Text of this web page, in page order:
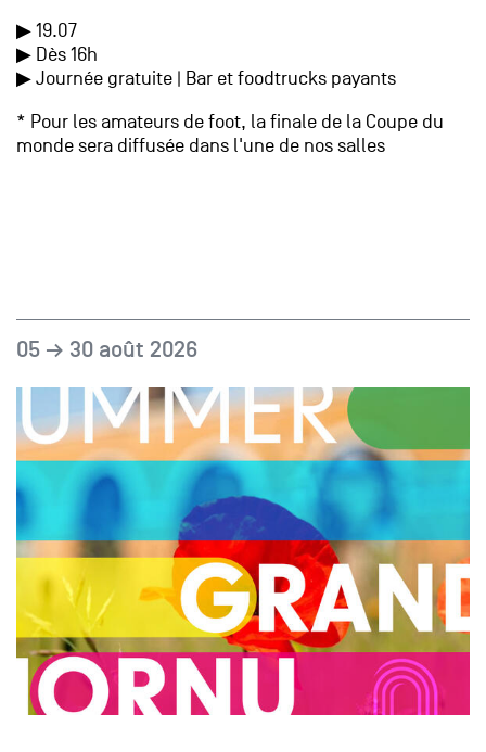
▶︎ 19.07
▶︎ Dès 16h
▶︎ Journée gratuite | Bar et foodtrucks payants
* Pour les amateurs de foot, la finale de la Coupe du
monde sera diffusée dans l'une de nos salles
05 → 30 août 2026